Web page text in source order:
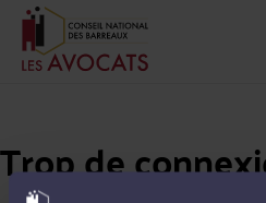
Trop de